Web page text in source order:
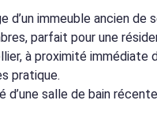
d’un immeuble ancien
parfait pour une
à proximité
pratique.
salle de bain